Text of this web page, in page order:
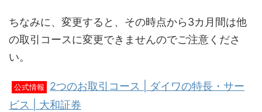
ちなみに、変更すると、その時点から3カ月間は他
の取引コースに変更できませんのでご注意くださ
い。
公式情報
2つのお取引コース | ダイワの特長・サー
ビス | 大和証券